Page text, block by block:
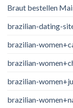
Braut bestellen
brazilian-dating-
brazilian-
brazilian-
brazilian-
brazilian-